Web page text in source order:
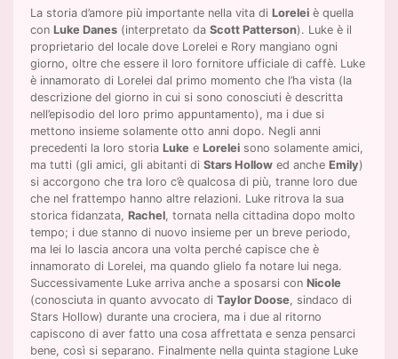
La storia d’amore più importante nella vita di Lorelei è quella
con Luke Danes (interpretato daScott Patterson). Luke è il
proprietario del locale dove Lorelei e Rory mangiano ogni
giorno, oltre che essere il loro fornitore ufficiale di caffè. Luke
è innamorato di Lorelei dal primo momento che l’ha vista (la
descrizione del giorno in cui si sono conosciuti è descritta
nell’episodio del loro primo appuntamento), ma i due si
mettono insieme solamente otto anni dopo. Negli anni
precedenti la loro storia Luke e Lorelei sono solamente amici,
ma tutti (gli amici, gli abitanti diStars Hollow ed anche Emily)
si accorgono che tra loro c’è qualcosa di più, tranne loro due
che nel frattempo hanno altre relazioni. Luke ritrova la sua
storica fidanzata, Rachel, tornata nella cittadina dopo molto
tempo; i due stanno di nuovo insieme per un breve periodo,
ma lei lo lascia ancora una volta perché capisce che è
innamorato di Lorelei, ma quando glielo fa notare lui nega.
Successivamente Luke arriva anche a sposarsi con Nicole
(conosciuta in quanto avvocato diTaylor Doose, sindaco di
Stars Hollow) durante una crociera, ma i due al ritorno
capiscono di aver fatto una cosa affrettata e senza pensarci
bene, così si separano. Finalmente nella quinta stagione Luke